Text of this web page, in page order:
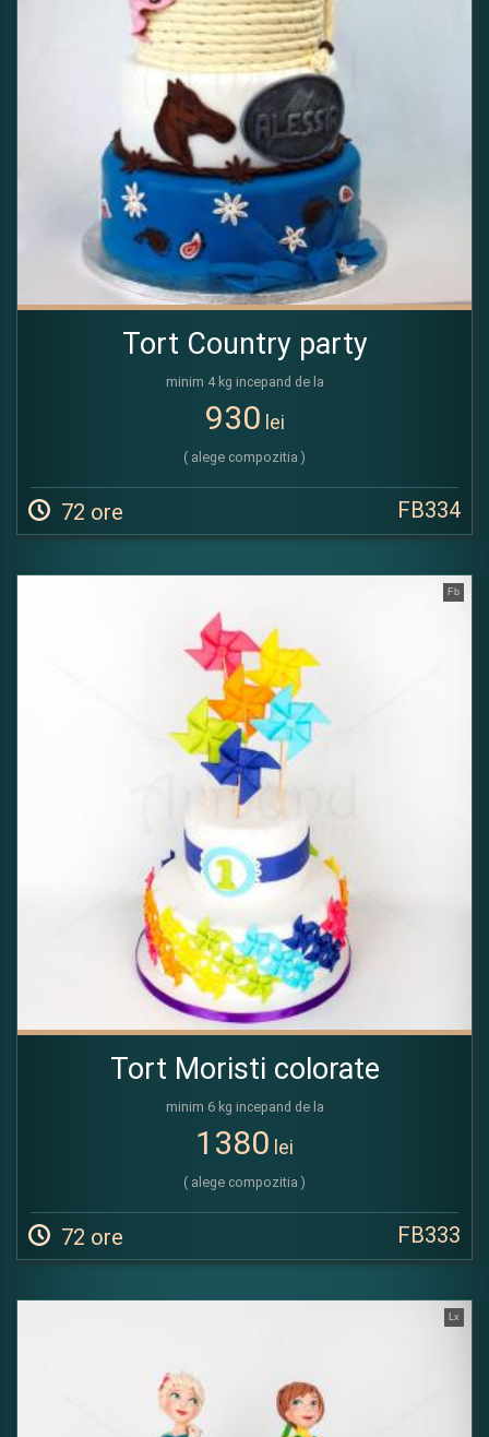
Tort Country party
minim 4 kg incepand de la
930 lei
( alege compozitia )
72 ore FB334
Fb
Tort Moristi colorate
minim 6 kg incepand de la
1380 lei
( alege compozitia )
72 ore FB333
Lx